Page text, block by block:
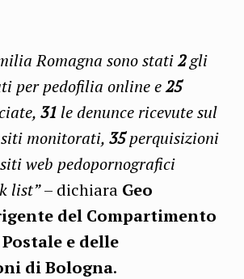
Romagna sono stati2gli
per pedofilia online e25
31 le denunce ricevute sul
monitorati, 35perquisizioni
web pedopornografici
list”– dichiara Geo
del Compartimento
e delle
di Bologna.